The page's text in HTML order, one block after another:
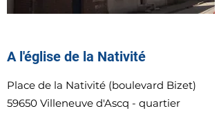
A l'église de la Nativité
Place de la Nativité (boulevard Bizet)
59650 Villeneuve d'Ascq - quartier